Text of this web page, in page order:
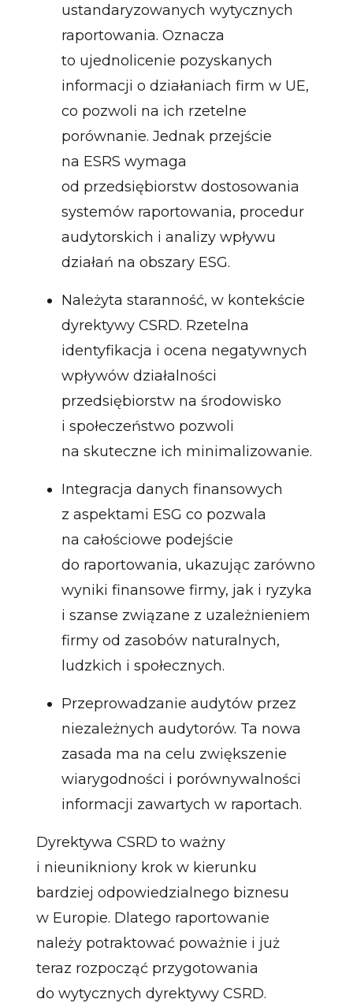
ustandaryzowanych wytycznych
raportowania. Oznacza
to ujednolicenie pozyskanych
informacji o działaniach firm w UE,
co pozwoli na ich rzetelne
porównanie. Jednak przejście
na ESRS wymaga
od przedsiębiorstw dostosowania
systemów raportowania, procedur
audytorskich i analizy wpływu
działań na obszary ESG.
Należyta staranność, w kontekście
dyrektywy CSRD. Rzetelna
identyfikacja i ocena negatywnych
wpływów działalności
przedsiębiorstw na środowisko
i społeczeństwo pozwoli
na skuteczne ich minimalizowanie.
Integracja danych finansowych
z aspektami ESG co pozwala
na całościowe podejście
do raportowania, ukazując zarówno
wyniki finansowe firmy, jak i ryzyka
i szanse związane z uzależnieniem
firmy od zasobów naturalnych,
ludzkich i społecznych.
Przeprowadzanie audytów przez
niezależnych audytorów. Ta nowa
zasada ma na celu zwiększenie
wiarygodności i porównywalności
informacji zawartych w raportach.
Dyrektywa CSRD to ważny
i nieunikniony krok w kierunku
bardziej odpowiedzialnego biznesu
w Europie. Dlatego raportowanie
należy potraktować poważnie i już
teraz rozpocząć przygotowania
do wytycznych dyrektywy CSRD.